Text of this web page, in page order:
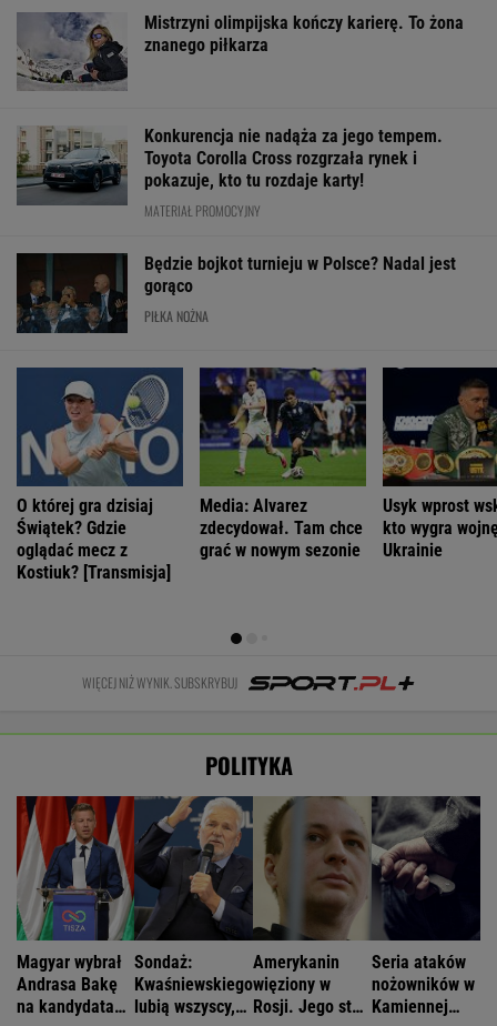
Mistrzyni olimpijska kończy karierę. To żona
znanego piłkarza
Konkurencja nie nadąża za jego tempem.
Toyota Corolla Cross rozgrzała rynek i
pokazuje, kto tu rozdaje karty!
MATERIAŁ PROMOCYJNY
Będzie bojkot turnieju w Polsce? Nadal jest
gorąco
PIŁKA NOŻNA
O której gra dzisiaj
Świątek? Gdzie
oglądać mecz z
Kostiuk? [Transmisja]
Media: Alvarez
zdecydował. Tam chce
grać w nowym sezonie
Usyk wprost
kto wygra
Ukrainie
WIĘCEJ NIŻ WYNIK. SUBSKRYBUJ
POLITYKA
Magyar wybrał
Andrasa Bakę
na kandydata
Sondaż:
Kwaśniewskiego
lubią wszyscy,
Amerykanin
więziony w
Rosji. Jego stan
Seria ataków
nożowników w
Kamiennej